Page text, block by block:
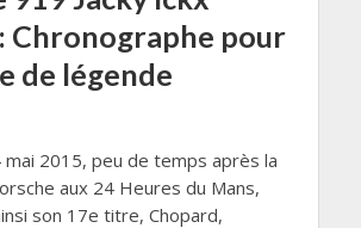
Chronographe pour
de légende
mai 2015, peu de temps après la
aux 24 Heures du Mans,
son 17e titre, Chopard,